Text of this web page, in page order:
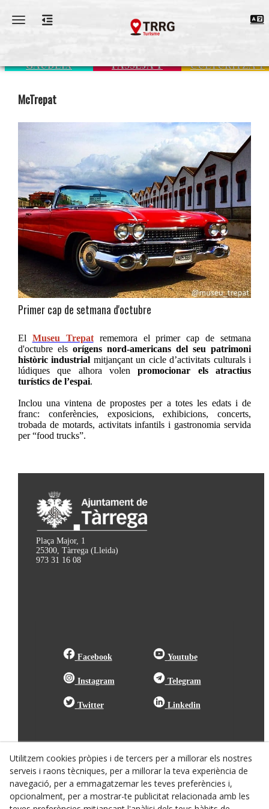
Toggle navigation
GAUDEIX PASSEJA'T CULTURITZA'T
McTrepat
Primer cap de setmana d'octubre
El Museu Trepatrememora el primer cap de setmana
d'octubre els orígens nord-americans del seu patrimoni
històric industrial mitjançant un cicle d’activitats culturals i
lúdiques que alhora volenpromocionar els atractius
turístics de l’espai.
Inclou una vintena de propostes per a totes les edats i de
franc: conferències, exposicions, exhibicions, concerts,
trobada de motards, activitats infantils i gastronomia servida
per “food trucks”.
Plaça Major, 1
25300, Tàrrega (Lleida)
973 31 16 08
Facebook
Instagram
Twitter
Youtube
Telegram
Linkedin
Utilitzem cookies pròpies i de tercers per a millorar els nostres
serveis i raons tècniques, per a millorar la teva experiència de
navegació, per a emmagatzemar les teves preferències i,
opcionalment, per a mostrar-te publicitat relacionada amb les